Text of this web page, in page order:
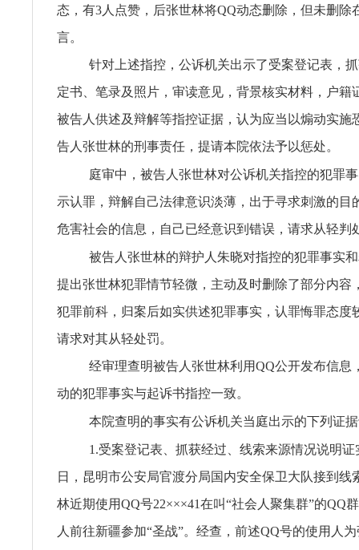
态，有3人点赞，后张世林将QQ动态删除，但未删除
言。
针对上述指控，公诉机关出示了受案登记表，
定书、笔录及照片，审读意见，背景核实材料，户籍
被告人供述及辩解等指控证据，认为应当以煽动实施
告人张世林的刑事责任，提请本院依法予以惩处。
庭审中，被告人张世林对公诉机关指控的犯罪
示认罪，辩解自己法律意识淡薄，出于寻求刺激的目
危害社会的信息，自己已经意识到错误，请求从轻判
被告人张世林的辩护人朱晓对指控的犯罪事实
提出张世林犯罪情节轻微，主动及时删除了部分内容
犯罪前科，归案后如实供述犯罪事实，认罪悔罪态度
请求对其从轻处罚。
经审理查明被告人张世林利用QQ公开发布信息
动的犯罪事实与起诉书指控一致。
本院查明的事实有公诉机关当庭出示的下列证
1.受案登记表、抓获经过、线索来源情况说明证
日，昆明市公安局官渡分局国内安全保卫大队接到线
林近期使用QQ号22×××41在叫“社会人聚集群”的QQ
人前往新疆参加“圣战”。经查，前述QQ号的使用人